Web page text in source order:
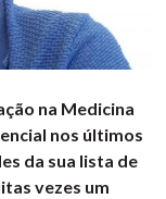
na Medicina
nos últimos
da sua lista de
vezes um